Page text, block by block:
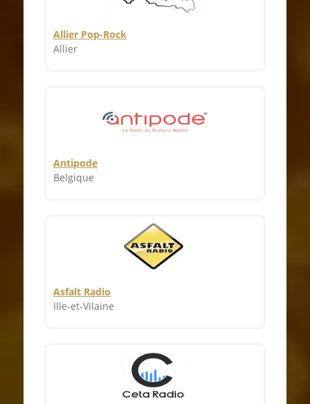
Allier Pop-Rock
Allier
Antipode
Belgique
Asfalt Radio
Ille-et-Vilaine